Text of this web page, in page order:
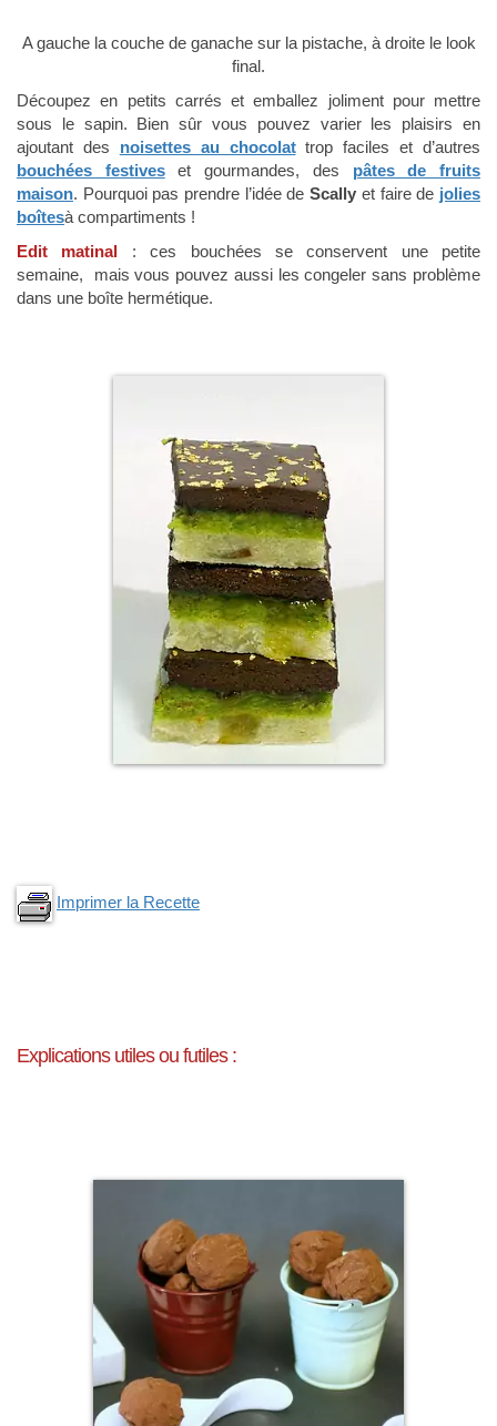
A gauche la couche de ganache sur la pistache, à droite le look
final.
Découpez en petits carrés et emballez joliment pour mettre
sous le sapin. Bien sûr vous pouvez varier les plaisirs en
ajoutant des noisettes au chocolat trop faciles et d’autres
bouchées festiveset gourmandes, des
pâtes de fruits
maison. Pourquoi pas prendre l’idée deScally et faire de jolies
boîtesà compartiments !
Edit matinal : ces bouchées se conservent une petite
semaine, mais vous pouvez aussi les congeler sans problème
dans une boîte hermétique.
Imprimer la Recette
Explications utiles ou futiles :